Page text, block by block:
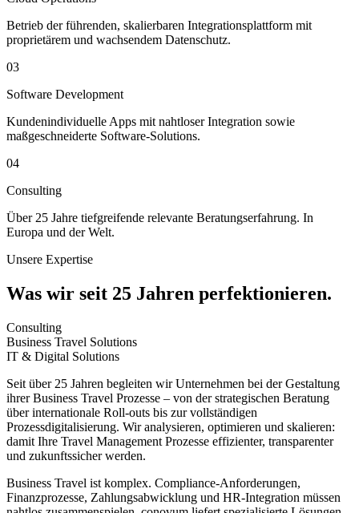
Betrieb der führenden, skalierbaren Integrationsplattform mit
proprietärem und wachsendem Datenschutz.
03
Software Development
Kundenindividuelle Apps mit nahtloser Integration sowie
maßgeschneiderte Software-Solutions.
04
Consulting
Über 25 Jahre tiefgreifende relevante Beratungserfahrung. In
Europa und der Welt.
Unsere Expertise
Was wir seit 25 Jahren perfektionieren.
Consulting
Business Travel Solutions
IT & Digital Solutions
Seit über 25 Jahren begleiten wir Unternehmen bei der Gestaltung
ihrer Business Travel Prozesse – von der strategischen Beratung
über internationale Roll-outs bis zur vollständigen
Prozessdigitalisierung. Wir analysieren, optimieren und skalieren:
damit Ihre Travel Management Prozesse effizienter, transparenter
und zukunftssicher werden.
Business Travel ist komplex. Compliance-Anforderungen,
Finanzprozesse, Zahlungsabwicklung und HR-Integration müssen